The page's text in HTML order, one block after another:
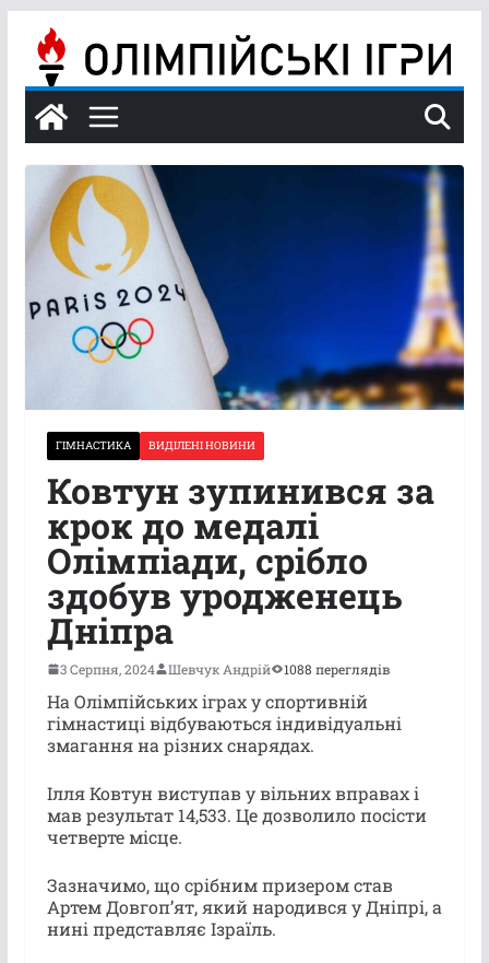
вмісту
ГІМНАСТИКА ВИДІЛЕНІ НОВИНИ
Ковтун зупинився за
крок до медалі
Олімпіади, срібло
здобув уродженець
Дніпра
3 Серпня, 2024 Шевчук Андрій 1088 переглядів
На Олімпійських іграх у спортивній
гімнастиці відбуваються індивідуальні
змагання на різних снарядах.
Ілля Ковтун виступав у вільних вправах і
мав результат 14,533. Це дозволило посісти
четверте місце.
Зазначимо, що срібним призером став
Артем Довгоп’ят, який народився у Дніпрі, а
нині представляє Ізраїль.